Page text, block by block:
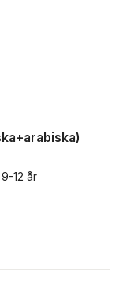
röster:
12 år